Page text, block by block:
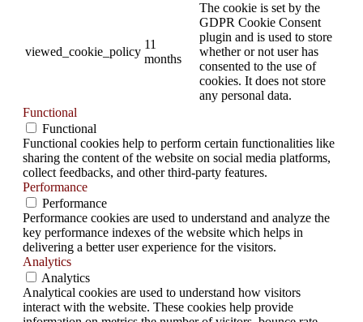
viewed_cookie_policy
11
months
The cookie is set by the
GDPR Cookie Consent
plugin and is used to store
whether or not user has
consented to the use of
cookies. It does not store
any personal data.
Functional
Functional
Functional cookies help to perform certain functionalities like
sharing the content of the website on social media platforms,
collect feedbacks, and other third-party features.
Performance
Performance
Performance cookies are used to understand and analyze the
key performance indexes of the website which helps in
delivering a better user experience for the visitors.
Analytics
Analytics
Analytical cookies are used to understand how visitors
interact with the website. These cookies help provide